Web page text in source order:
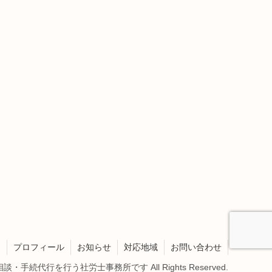
プロフィール お知らせ 対応地域 お問い合わせ
・手続代行を行う社労士事務所です All Rights Reserved.